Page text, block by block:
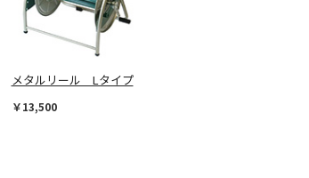
メタルリール Lタイプ
￥13,500